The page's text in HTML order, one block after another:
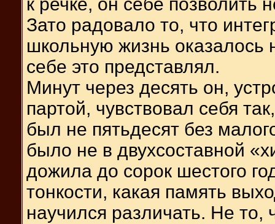
Зато радовало то, что
школьную жизнь оказалось
себе это представлял.
Минут через десять он,
партой, чувствовал себя
был не пятьдесят без
было не в двухсоставной
дожила до сорок шестого
тонкости, какая память
научился различать. Не